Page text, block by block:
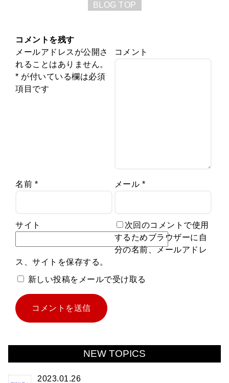
BLOG TOP
コメントを残す
メールアドレスが公開さ
れることはありません。
* が付いている欄は必須
項目です
コメント
名前 * メール *
サイト
次回のコメントで使用
するためブラウザーに自
分の名前、メールアドレ
ス、サイトを保存する。
新しい投稿をメールで受け取る
NEW TOPICS
2023.01.26